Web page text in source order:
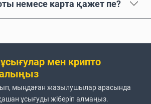
немесе карта қажет пе?
мен крипто
мыңдаған жазылушылар арасында
ұсығуды жіберіп алмаңыз.